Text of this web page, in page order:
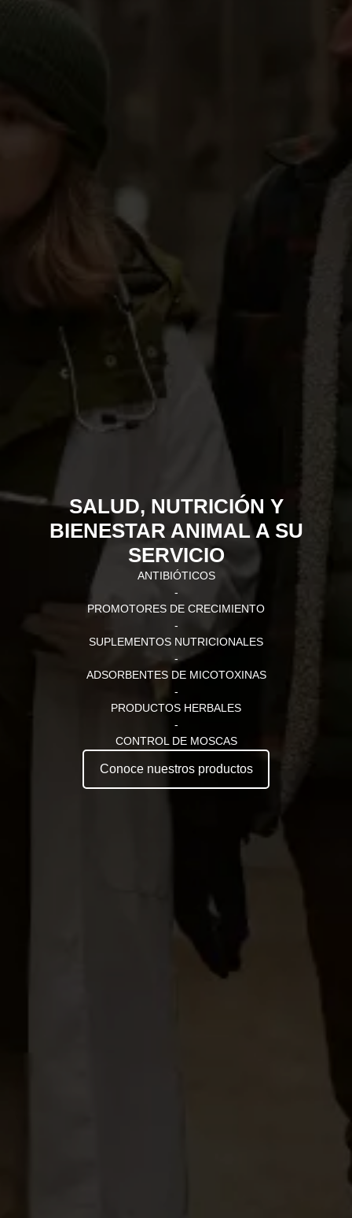
SALUD, NUTRICIÓN Y
BIENESTAR ANIMAL A SU
SERVICIO
ANTIBIÓTICOS
-
PROMOTORES DE CRECIMIENTO
-
SUPLEMENTOS NUTRICIONALES
-
ADSORBENTES DE MICOTOXINAS
-
PRODUCTOS HERBALES
-
CONTROL DE MOSCAS
Conoce nuestros productos